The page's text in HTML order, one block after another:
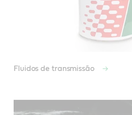
Fluidos de transmissão